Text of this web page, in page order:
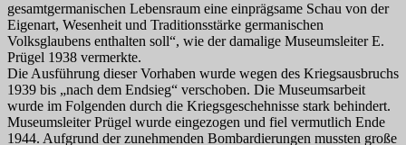
gesamtgermanischen Lebensraum eine einprägsame Schau von der
Eigenart, Wesenheit und Traditionsstärke germanischen
Volksglaubens enthalten soll“, wie der damalige Museumsleiter E.
Prügel 1938 vermerkte.
Die Ausführung dieser Vorhaben wurde wegen des Kriegsausbruchs
1939 bis „nach dem Endsieg“ verschoben. Die Museumsarbeit
wurde im Folgenden durch die Kriegsgeschehnisse stark behindert.
Museumsleiter Prügel wurde eingezogen und fiel vermutlich Ende
1944. Aufgrund der zunehmenden Bombardierungen mussten große